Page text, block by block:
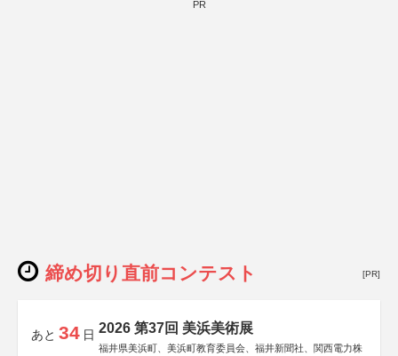
PR
締め切り直前コンテスト [PR]
あと 34 日 2026 第37回 美浜美術展
福井県美浜町、美浜町教育委員会、福井新聞社、関西電力株